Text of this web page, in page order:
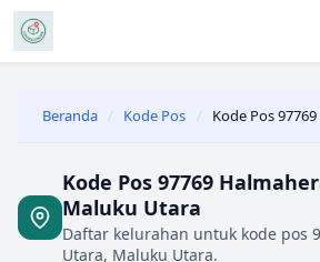
Beranda / Kode Pos / Kode Pos 97769
Kode Pos 97769
Maluku Utara
Daftar kelurahan untuk kode pos
Utara, Maluku Utara.